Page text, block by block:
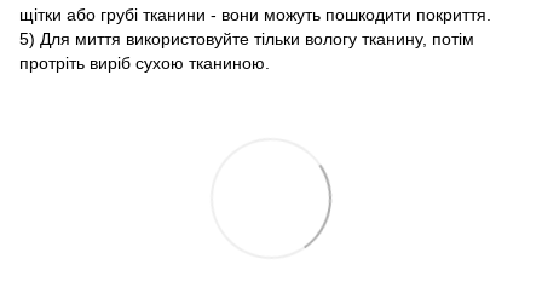
щітки або грубі тканини - вони можуть пошкодити покриття.
5) Для миття використовуйте тільки вологу тканину, потім
протріть виріб сухою тканиною.